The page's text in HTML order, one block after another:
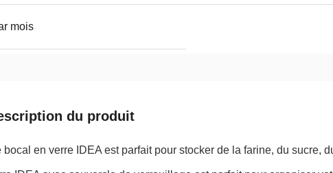
mois
du produit
bocal en verre IDEA est parfait pour stocker de la farine, du sucre,